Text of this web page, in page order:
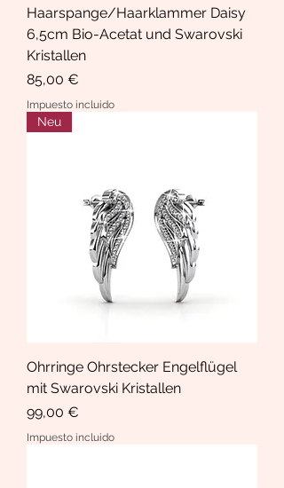
Haarspange/Haarklammer Daisy
6,5cm Bio-Acetat und Swarovski
Kristallen
Precio
85,00 €
Impuesto incluido
Neu
Ohrringe Ohrstecker Engelflügel
mit Swarovski Kristallen
Precio
99,00 €
Impuesto incluido